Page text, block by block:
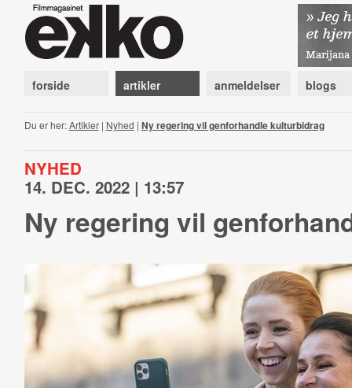
forside artikler anmeldelser blogs
Du er her:Artikler| Nyhed | Ny regering vil genforhandle kulturbidrag
NYHED
14. DEC. 2022 | 13:57
Ny regering vil